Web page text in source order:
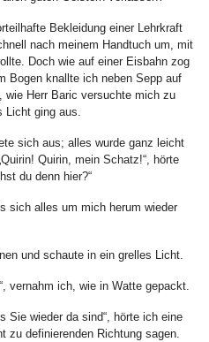
Bekleidung einer Lehrkraft
nach meinem Handtuch um, mit
Doch wie auf einer Eisbahn zog
Bogen knallte ich neben Sepp auf
wie Herr Baric versuchte mich zu
Licht ging aus.
sich aus; alles wurde ganz leicht
Quirin, mein Schatz!“, hörte
du denn hier?“
sich alles um mich herum wieder
und schaute in ein grelles Licht.
vernahm ich, wie in Watte gepackt.
Sie wieder da sind“, hörte ich eine
zu definierenden Richtung sagen.